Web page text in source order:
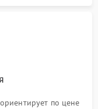
по цене